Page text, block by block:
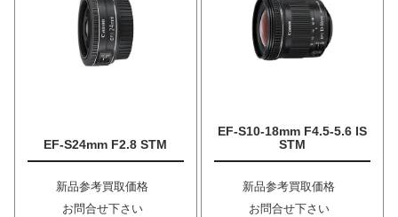
EF-S24mm F2.8 STM
新品参考買取価格
お問合せ下さい
EF-S10-18mm F4.5-5.6 IS
STM
新品参考買取価格
お問合せ下さい